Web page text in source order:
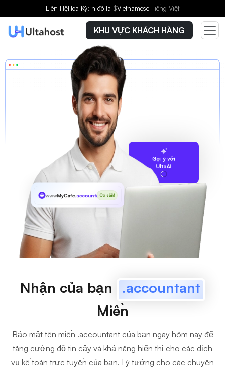
Liên HệHoa Kỳ: n đô la $Vietnamese Tiếng Việt
KHU VỰC KHÁCH HÀNG
Gợi ý với
UltaAI
wwwMyCafe.accountantCó sẵn!
Nhận của bạn
.accountant
Miền
Bảo mật tên miền .accountant của bạn ngay hôm nay để
tăng cường độ tin cậy và khả năng hiển thị cho các dịch
vụ kế toán trực tuyến của bạn. Lý tưởng cho các chuyên